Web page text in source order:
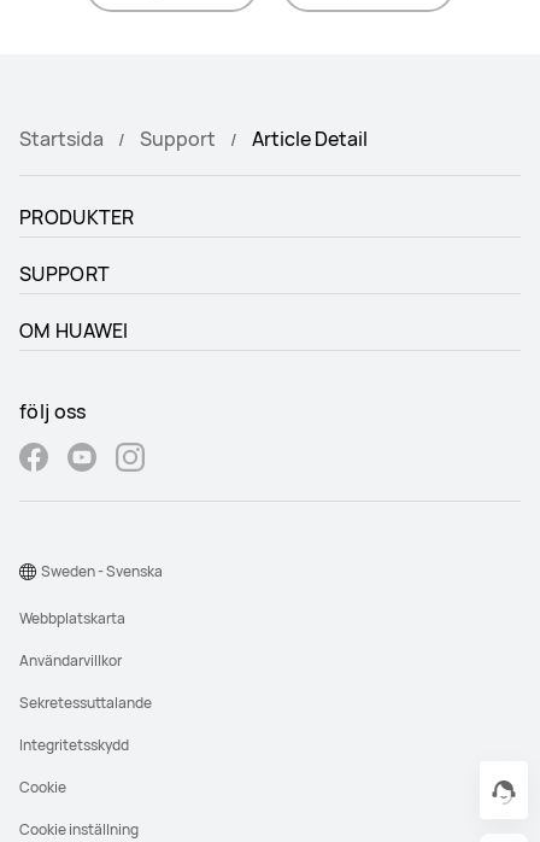
Startsida Support Article Detail
PRODUKTER
SUPPORT
OM HUAWEI
följ oss
Webbplatskarta
Användarvillkor
Sekretessuttalande
Integritetsskydd
Cookie
Cookie inställning
Sweden - Svenska